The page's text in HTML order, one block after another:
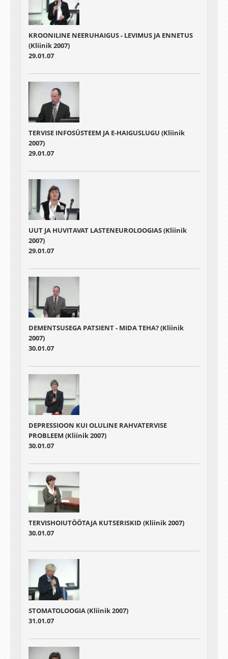
KROONILINE NEERUHAIGUS - LEVIMUS JA ENNETUS
(Kliinik 2007)
29.01.07
TERVISE INFOSÜSTEEM JA E-HAIGUSLUGU (Kliinik
2007)
29.01.07
UUT JA HUVITAVAT LASTENEUROLOOGIAS (Kliinik
2007)
29.01.07
DEMENTSUSEGA PATSIENT - MIDA TEHA? (Kliinik
2007)
30.01.07
DEPRESSIOON KUI OLULINE RAHVATERVISE
PROBLEEM (Kliinik 2007)
30.01.07
TERVISHOIUTÖÖTAJA KUTSERISKID (Kliinik 2007)
30.01.07
STOMATOLOOGIA (Kliinik 2007)
31.01.07